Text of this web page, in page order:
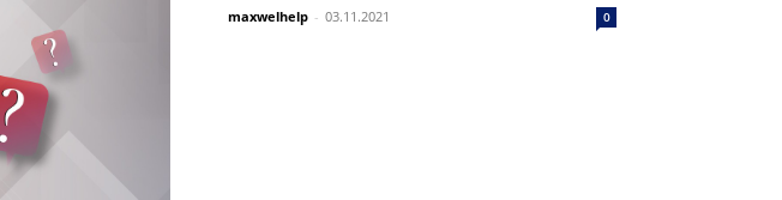
maxwelhelp - 03.11.2021 0